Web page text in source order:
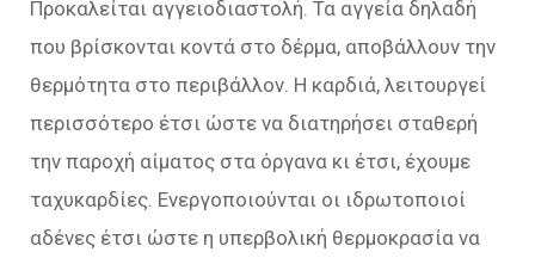
Προκαλείται αγγειοδιαστολή. Τα αγγεία δηλαδή
που βρίσκονται κοντά στο δέρμα, αποβάλλουν την
θερμότητα στο περιβάλλον. Η καρδιά, λειτουργεί
περισσότερο έτσι ώστε να διατηρήσει σταθερή
την παροχή αίματος στα όργανα κι έτσι, έχουμε
ταχυκαρδίες. Ενεργοποιούνται οι ιδρωτοποιοί
αδένες έτσι ώστε η υπερβολική θερμοκρασία να